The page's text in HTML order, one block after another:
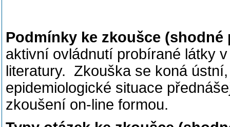
Podmínky ke zkoušce
aktivní ovládnutí probírané látky
literatury. Zkouška se koná
epidemiologické situace
zkoušení on-line formou.